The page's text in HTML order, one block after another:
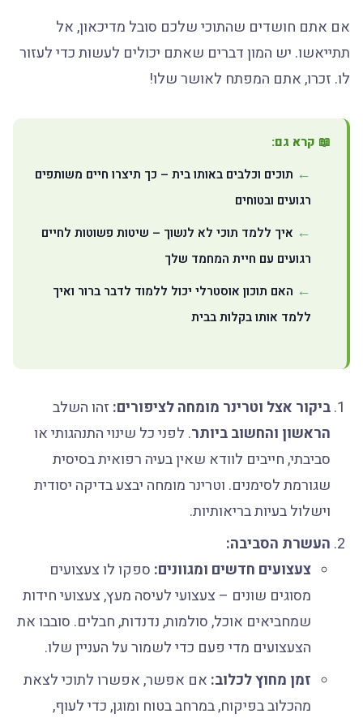
אם אתם חושדים שהתוכי שלכם סובל מדיכאון, אל
תתייאשו. יש המון דברים שאתם יכולים לעשות כדי לעזור
לו. זכרו, אתם המפתח לאושר שלו!
📖 קרא גם:
תוכים וכלבים באותו בית – כך תיצרו חיים משותפים
רגועים ובטוחים
איך ללמד תוכי לא לנשוך – שיטות פשוטות לחיים
רגועים עם חיית המחמד שלך
האם תוכון אוסטרלי יכול ללמוד לדבר ברור ואיך
ללמד אותו בקלות בבית
ביקור אצל וטרינר מומחה לציפורים:זהו השלב
הראשון והחשוב ביותר. לפני כל שינוי התנהגותי או
סביבתי, חייבים לוודא שאין בעיה רפואית בסיסית
שגורמת לסימנים. וטרינר מומחה יבצע בדיקה יסודית
וישלול בעיות בריאותיות.
העשרת הסביבה:
צעצועים חדשים ומגוונים:ספקו לו צעצועים
מסוגים שונים – צעצועי לעיסה מעץ, צעצועי חידות
שמחביאים אוכל, סולמות, נדנדות, חבלים. סובבו את
הצעצועים מדי פעם כדי לשמור על העניין שלו.
זמן מחוץ לכלוב:אם אפשר, אפשרו לתוכי לצאת
מהכלוב בפיקוח, במרחב בטוח ומוגן, כדי לעוף,